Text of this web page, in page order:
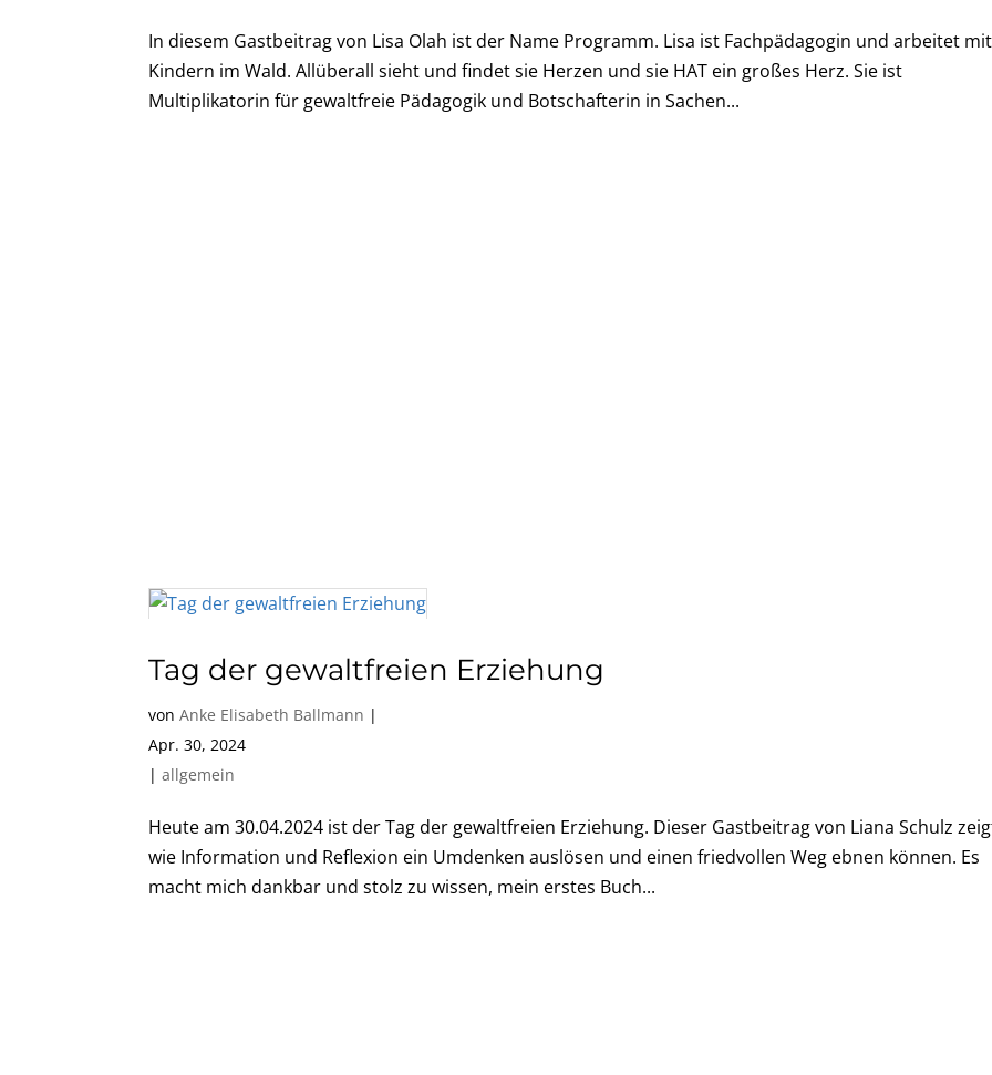
In diesem Gastbeitrag von Lisa Olah ist der Name Programm. Lisa ist Fachpädagogin und arbeitet mit
Kindern im Wald. Allüberall sieht und findet sie Herzen und sie HAT ein großes Herz. Sie ist
Multiplikatorin für gewaltfreie Pädagogik und Botschafterin in Sachen...
Tag der gewaltfreien Erziehung
vonAnke Elisabeth Ballmann |
Apr. 30, 2024
|allgemein
Heute am 30.04.2024 ist der Tag der gewaltfreien Erziehung. Dieser Gastbeitrag von Liana Schulz
wie Information und Reflexion ein Umdenken auslösen und einen friedvollen Weg ebnen können. Es
macht mich dankbar und stolz zu wissen, mein erstes Buch...